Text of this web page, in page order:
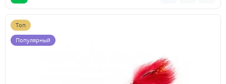
Топ
Популярный